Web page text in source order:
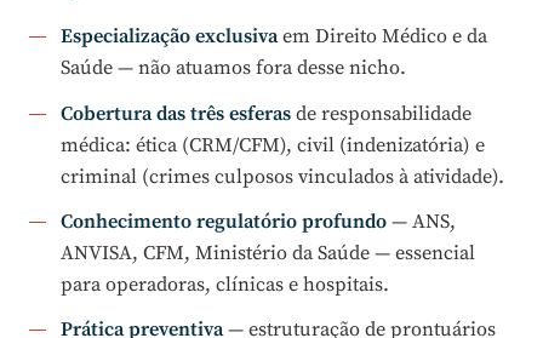
Especialização exclusivaem Direito Médico e da
Saúde — não atuamos fora desse nicho.
Cobertura das três esferas de responsabilidade
médica: ética (CRM/CFM), civil (indenizatória) e
criminal (crimes culposos vinculados à atividade).
Conhecimento regulatório profundo — ANS,
ANVISA, CFM, Ministério da Saúde — essencial
para operadoras, clínicas e hospitais.
Prática preventiva— estruturação de prontuários